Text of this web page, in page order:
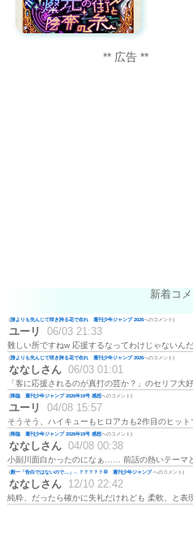
** 広告 **
新着コメ
(誰よりも先んじて咲き誇る花で在れ 週刊少年ジャンプ 2026へのコメント)
ユーリ 06/03 21:33
難しい所ですねw 応援するなってわけじゃないん
(誰よりも先んじて咲き誇る花で在れ 週刊少年ジャンプ 2026へのコメント)
ななしさん 06/03 01:01
「客に応援されるのが真打の芸か？」のセリフ大
(降臨 週刊少年ジャンプ 2026年19号 感想へのコメント)
ユーリ 04/08 15:57
そうそう、ハイキューもヒロアカも2作目のヒッ
(降臨 週刊少年ジャンプ 2026年19号 感想へのコメント)
ななしさん 04/08 00:38
小副川面白かったのになぁ…… 前話の熱いテーマ
(殿一「告白ではないので…」←？？？？？💢 週刊少年ジャンプへのコメント)
ななしさん 12/10 22:42
純粋、だったら確かに失礼だけれども 柔軟、と表